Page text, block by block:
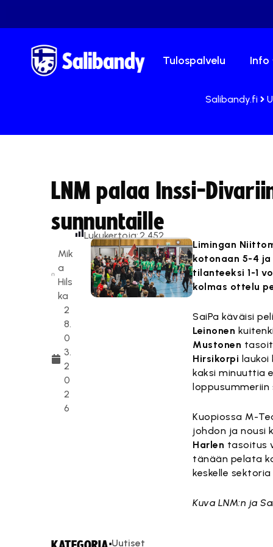
Tulospalvelu Info
Salibandy.fi
LNM palaa Inssi-
sunnuntaille
Mik
a
Hils
ka
2
8.
0
3.
2
0
2
6
Lukukertoja:2 452
Limingan
kotonaan 5-4
tilanteeksi 1-1
kolmas ottelu
SaiPa käväisi
Leinonen
Mustonen
Hirsikorpi laukoi
kaksi minuuttia
loppusummeriin
Kuopiossa M-
johdon ja nousi
Harlen tasoitus
tänään pelata
keskelle
Kuva LNM:n ja
Uutiset